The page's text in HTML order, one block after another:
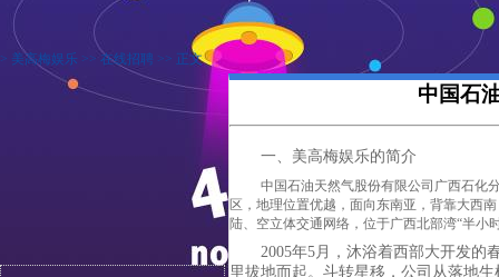
> 美高梅娱乐 >> 在线招聘 >> 正文
中国石
一、美高梅娱乐的简介
中国石油天然气股份有限公司广西石化
区，地理位置优越，面向东南亚，背靠大西
陆、空立体交通网络，位于广西北部湾“半小
2005年5月，沐浴着西部大开发的
里拔地而起。斗转星移，公司从落地